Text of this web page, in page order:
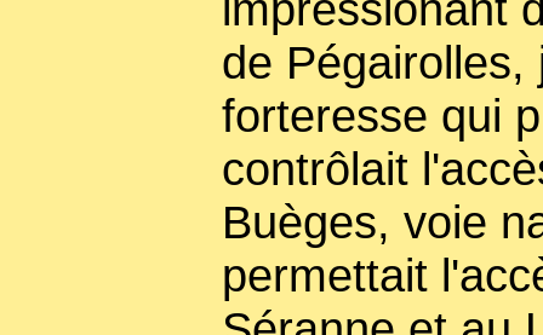
de Pégairolles,
forteresse qui
contrôlait
Buèges, voie
permettait